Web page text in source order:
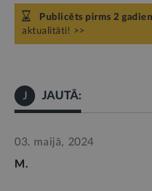
Publicēts pirms 2
aktualitāti! >>
J JAUTĀ:
03. maijā, 2024
M.